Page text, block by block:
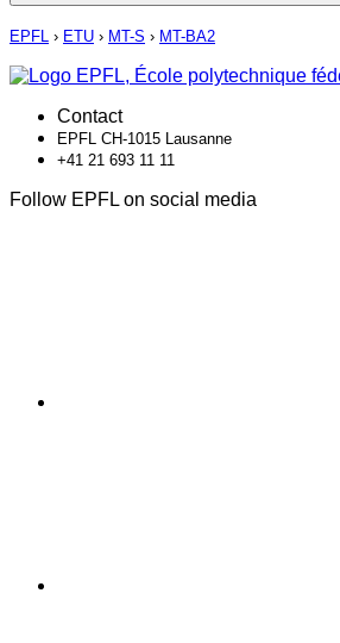
EPFL › ETU › MT-S › MT-BA2
Contact
EPFL CH-1015 Lausanne
+41 21 693 11 11
Follow EPFL on social media